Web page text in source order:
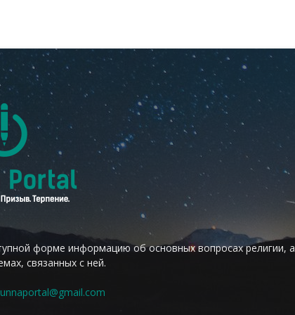
форме информацию об основных вопросах религии, а
связанных с ней.